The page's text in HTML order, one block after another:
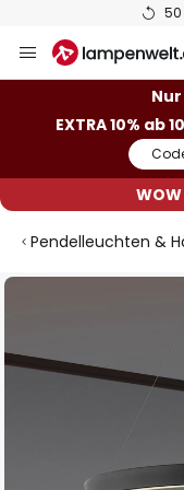
50
Inhalt
Nur
EXTRA 10% ab
Pendelleuchten &
Zum
Bildgalerie